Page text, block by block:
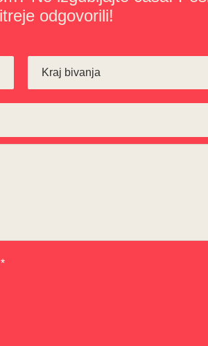
odgovorili!
*